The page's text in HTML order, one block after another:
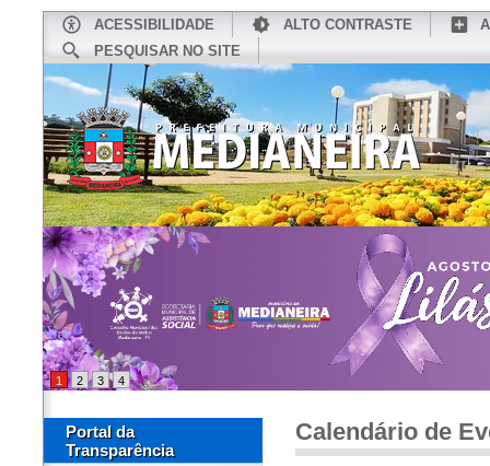
ACESSIBILIDADE ALTO CONTRASTE
PESQUISAR NO SITE
CONHEÇA MEDIANEIRA
1 2 3 4
Portal da
Transparência
Calendário de